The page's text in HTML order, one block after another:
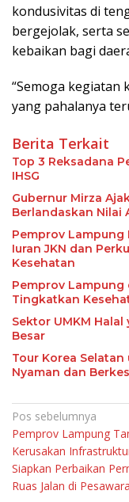
kondusivitas di
bergejolak, serta
kebaikan bagi
“Semoga kegiatan
yang pahalanya
Berita Terkait
Top 3 Reksadana
IHSG
Gubernur Mirza
Berlandaskan Nilai
Pemprov Lampung
Iuran JKN dan
Kesehatan
Pemprov Lampung
Tingkatkan
Sektor UMKM
Besar
Tour Korea
Nyaman dan
Navigasi
pos
Pos sebelumnya
Pemprov Lampung
Kerusakan
Siapkan Perbaikan
Ruas Jalan di